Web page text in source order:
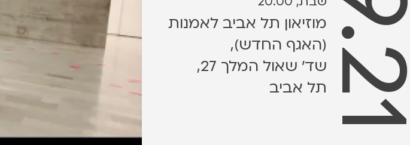
מוזיאון תל אביב לאמנות
(האגף החדש),
שד׳ שאול המלך 27,
תל אביב